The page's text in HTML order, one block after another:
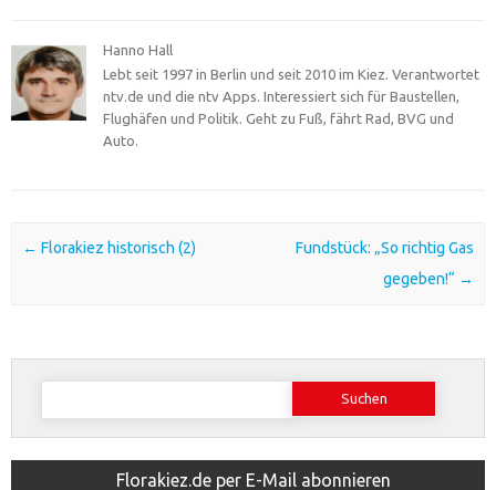
Hanno Hall
Lebt seit 1997 in Berlin und seit 2010 im Kiez. Verantwortet
ntv.de und die ntv Apps. Interessiert sich für Baustellen,
Flughäfen und Politik. Geht zu Fuß, fährt Rad, BVG und
Auto.
Post navigation
← Florakiez historisch (2)
Fundstück: „So richtig Gas
gegeben!“ →
Suchen
Florakiez.de per E-Mail abonnieren